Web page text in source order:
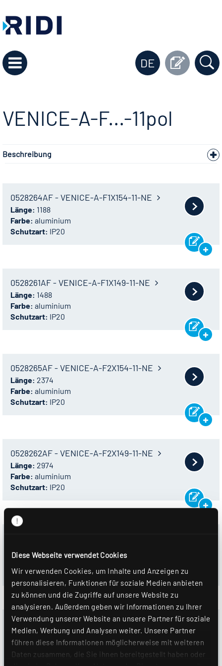
Diese Webseite verwendet Cookies
Wir verwenden Cookies, um Inhalte und Anzeigen zu
personalisieren, Funktionen für soziale Medien anbieten
zu können und die Zugriffe auf unsere Website zu
analysieren. Außerdem geben wir Informationen zu Ihrer
Verwendung unserer Website an unsere Partner für soziale
Medien, Werbung und Analysen weiter. Unsere Partner
führen diese Informationen möglicherweise mit weiteren
Daten zusammen, die Sie ihnen bereitgestellt haben oder
DE
VENICE-A-F...-11pol
Beschreibung
0528264AF - VENICE-A-F1X154-11-NE
Länge: 1188
Farbe: aluminium
Schutzart: IP20
0528261AF - VENICE-A-F1X149-11-NE
Länge: 1488
Farbe: aluminium
Schutzart: IP20
0528265AF - VENICE-A-F2X154-11-NE
Länge: 2374
Farbe: aluminium
Schutzart: IP20
0528262AF - VENICE-A-F2X149-11-NE
Länge: 2974
Farbe: aluminium
Schutzart: IP20
Länge:3560
Farbe:aluminium
Schutzart:IP20
0528263AF - VENICE-A-F3X149-11-NE
Länge:4460
Farbe: aluminium
Schutzart:IP20